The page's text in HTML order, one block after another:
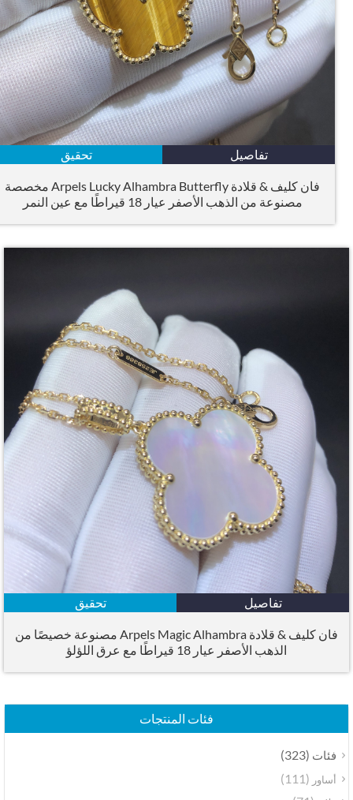
تفاصيل تحقيق
فان كليف & قلادة Arpels Lucky Alhambra Butterfly مخصصة
مصنوعة من الذهب الأصفر عيار 18 قيراطًا مع عين النمر
تفاصيل تحقيق
فان كليف & قلادة Arpels Magic Alhambra مصنوعة خصيصًا من
الذهب الأصفر عيار 18 قيراطًا مع عرق اللؤلؤ
فئات المنتجات
فئات(323)
أساور(111)